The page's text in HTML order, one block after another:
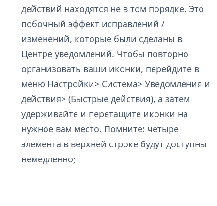
действий находятся не в том порядке. Это
побочный эффект исправлений /
изменений, которые были сделаны в
Центре уведомлений. Чтобы повторно
организовать ваши иконки, перейдите в
меню Настройки> Система> Уведомления и
действия> (Быстрые действия), а затем
удерживайте и перетащите иконки на
нужное вам место. Помните: четыре
элемента в верхней строке будут доступны
немедленно;